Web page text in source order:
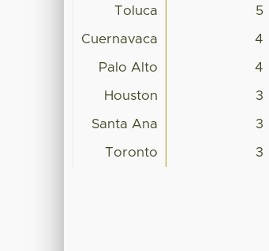
Toluca 5
Cuernavaca 4
Palo Alto 4
Houston 3
Santa Ana 3
Toronto 3